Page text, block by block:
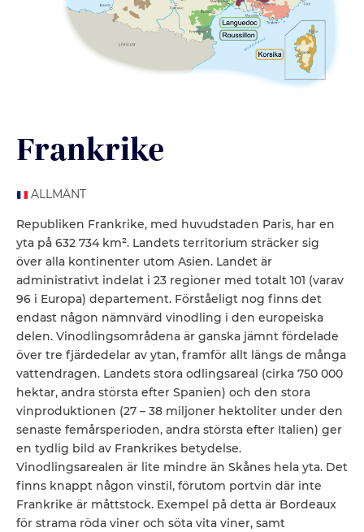
Frankrike
ALLMÄNT
Republiken Frankrike, med huvudstaden Paris, har en
yta på 632 734 km². Landets territorium sträcker sig
över alla kontinenter utom Asien. Landet är
administrativt indelat i 23 regioner med totalt 101 (varav
96 i Europa) departement. Förståeligt nog finns det
endast någon nämnvärd vinodling i den europeiska
delen. Vinodlingsområdena är ganska jämnt fördelade
över tre fjärdedelar av ytan, framför allt längs de många
vattendragen. Landets stora odlingsareal (cirka 750 000
hektar, andra största efter Spanien) och den stora
vinproduktionen (27 – 38 miljoner hektoliter under den
senaste femårsperioden, andra största efter Italien) ger
en tydlig bild av Frankrikes betydelse.
Vinodlingsarealen är lite mindre än Skånes hela yta. Det
finns knappt någon vinstil, förutom portvin där inte
Frankrike är måttstock. Exempel på detta är Bordeaux
för strama röda viner och söta vita viner, samt